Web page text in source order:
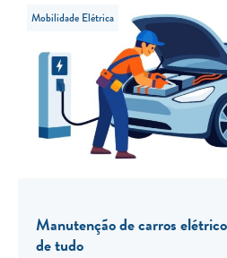
Mobilidade Elétrica
Manutenção de carros
de tudo